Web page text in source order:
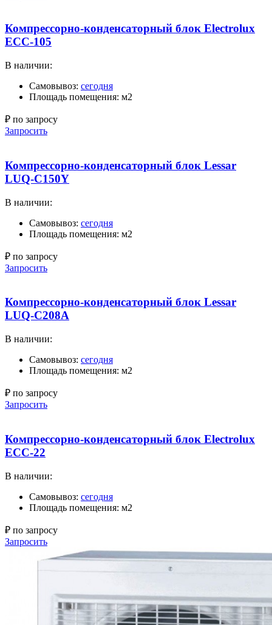
Компрессорно-конденсаторный блок Electrolux
ECC-105
В наличии:
Самовывоз: сегодня
Площадь помещения: м2
₽ по запросу
Запросить
Компрессорно-конденсаторный блок Lessar
LUQ-C150Y
В наличии:
Самовывоз: сегодня
Площадь помещения: м2
₽ по запросу
Запросить
Компрессорно-конденсаторный блок Lessar
LUQ-C208A
В наличии:
Самовывоз: сегодня
Площадь помещения: м2
₽ по запросу
Запросить
Компрессорно-конденсаторный блок Electrolux
ECC-22
В наличии:
Самовывоз: сегодня
Площадь помещения: м2
₽ по запросу
Запросить